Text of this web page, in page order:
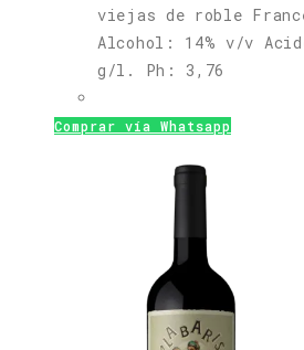
viejas de roble
Alcohol: 14% v/v
g/l. Ph: 3,76
Comprar vía Whatsapp